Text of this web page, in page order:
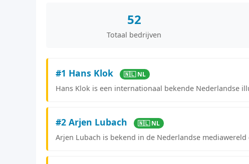
52
Totaal bedrijven
#1 Hans Klok 🇳🇱 NL
Hans Klok is een internationaal bekende Nederlandse
#2 Arjen Lubach 🇳🇱 NL
Arjen Lubach is bekend in de Nederlandse